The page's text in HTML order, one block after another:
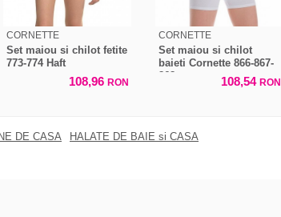
CORNETTE
Set maiou si chilot fetite
773-774 Haft
108,96 RON
CORNETTE
Set maiou si chilot
baieti Cornette 866-867-
868
108,54 RON
DE CASA
HALATE DE BAIE si CASA